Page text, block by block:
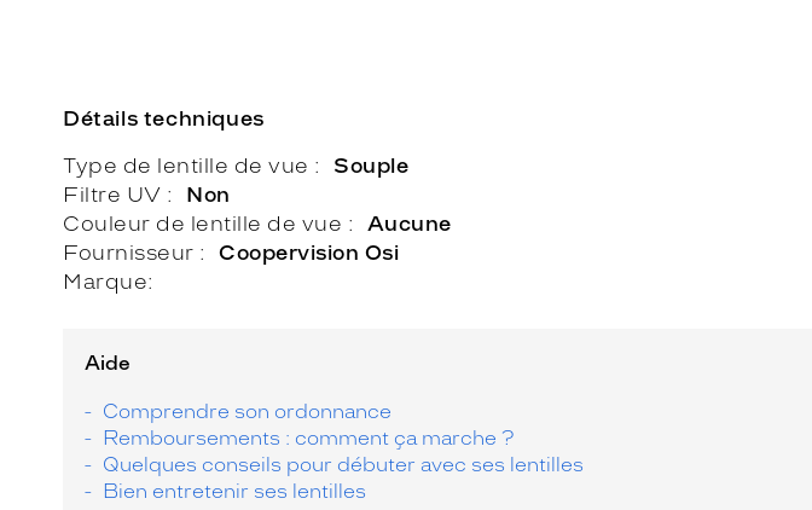
Détails techniques
Type de lentille de vue
Souple
Filtre UV
Non
Couleur de lentille de vue
Aucune
Fournisseur
Coopervision Osi
Marque
Aide
Comprendre son ordonnance
Remboursements : comment ça marche ?
Quelques conseils pour débuter avec ses lentilles
Bien entretenir ses lentilles